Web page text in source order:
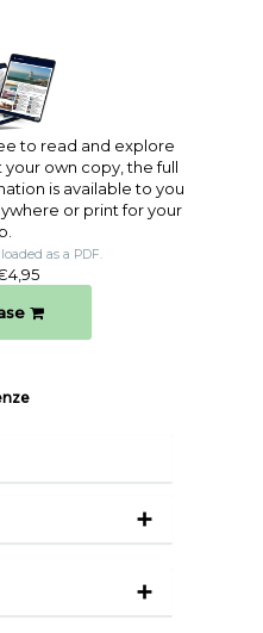
to read and explore
own copy, the full
is available to you
or print for your
as a PDF.